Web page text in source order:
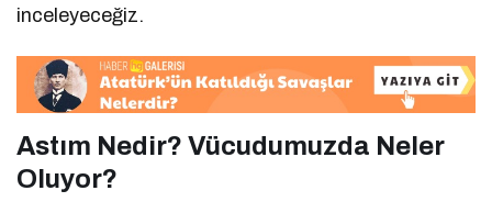
inceleyeceğiz.
Astım Nedir? Vücudumuzda Neler
Oluyor?